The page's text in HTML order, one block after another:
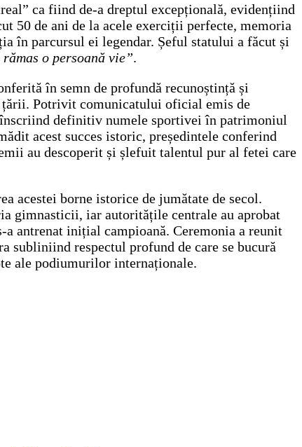
ca fiind de-a dreptul excepțională, evidențiind
50 de ani de la acele exerciții perfecte, memoria
în parcursul ei legendar. Șeful statului a făcut și
o persoană vie”.
în semn de profundă recunoștință și
Potrivit comunicatului oficial emis de
definitiv numele sportivei în patrimoniul
acest succes istoric, președintele conferind
au descoperit și șlefuit talentul pur al fetei care
acestei borne istorice de jumătate de secol.
gimnasticii, iar autoritățile centrale au aprobat
antrenat inițial campioană. Ceremonia a reunit
subliniind respectul profund de care se bucură
ale podiumurilor internaționale.